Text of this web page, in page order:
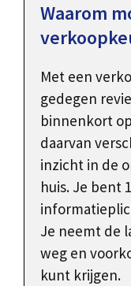
Waarom
Met een
gedegen
binnenkort
daarvan
inzicht in de
huis. Je bent
Je neemt de
weg en
kunt krijgen.